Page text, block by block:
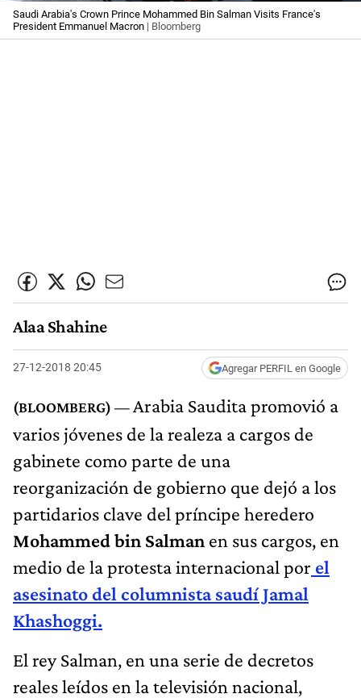
Saudi Arabia's Crown Prince Mohammed Bin Salman Visits France's
President Emmanuel Macron | Bloomberg
Alaa Shahine
27-12-2018 20:45 Agregar PERFIL en Google
Arabia Saudita promovió a
varios jóvenes de la realeza a cargos de
gabinete como parte de una
reorganización de gobierno que dejó a los
partidarios clave del príncipe heredero
Mohammed bin Salman en sus cargos, en
medio de la protesta internacional por el
asesinato del columnista saudí Jamal
Khashoggi.
El rey Salman, en una serie de decretos
reales leídos en la televisión nacional,